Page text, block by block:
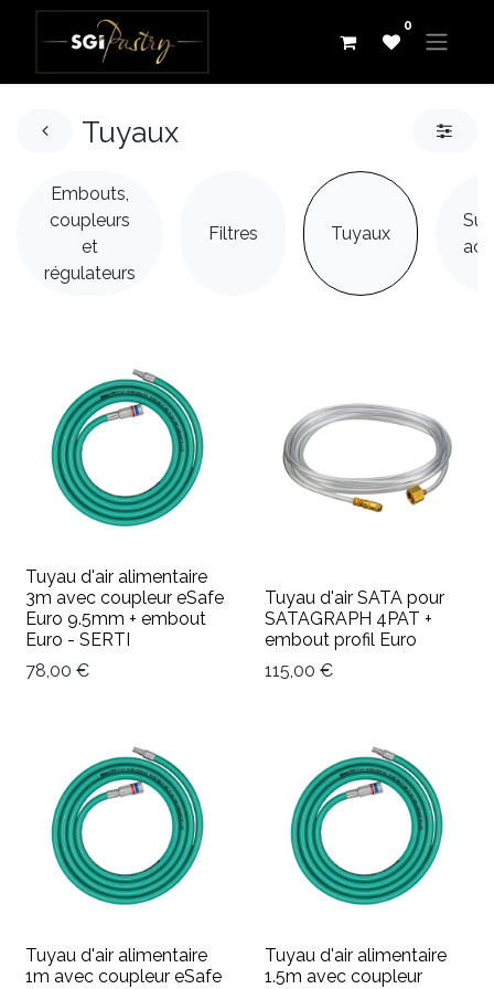
0
Tuyaux
Embouts,
coupleurs
et
régulateurs
Filtres Tuyaux
Tuyau d'air alimentaire
3m avec coupleur eSafe
Euro 9.5mm + embout
Euro - SERTI
78,00 €
Tuyau d'air SATA pour
SATAGRAPH 4PAT +
embout profil Euro
115,00 €
Tuyau d'air alimentaire
1m avec coupleur eSafe
Tuyau d'air alimentaire
1.5m avec coupleur